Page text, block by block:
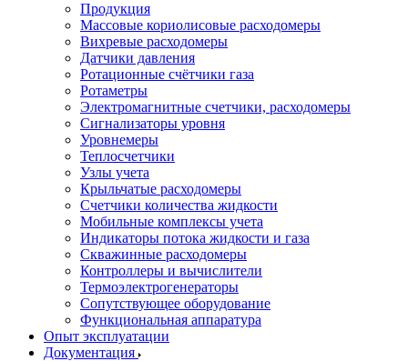
Продукция
Массовые кориолисовые расходомеры
Вихревые расходомеры
Датчики давления
Ротационные счётчики газа
Ротаметры
Электромагнитные счетчики, расходомеры
Сигнализаторы уровня
Уровнемеры
Теплосчетчики
Узлы учета
Крыльчатые расходомеры
Счетчики количества жидкости
Мобильные комплексы учета
Индикаторы потока жидкости и газа
Скважинные расходомеры
Контроллеры и вычислители
Термоэлектрогенераторы
Сопутствующее оборудование
Функциональная аппаратура
Опыт эксплуатации
Документация